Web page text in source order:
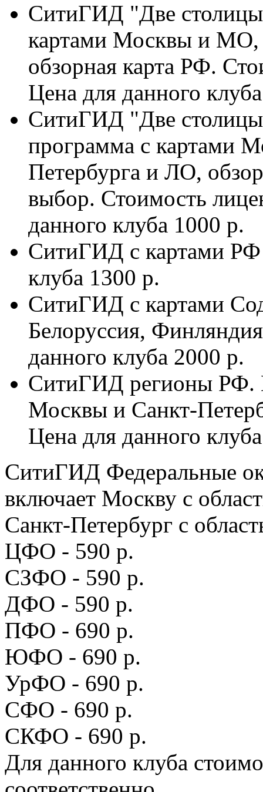
СитиГИД "Две
картами Москвы и МО,
обзорная карта РФ.
Цена для данного
СитиГИД "Две
программа с картами
Петербурга и ЛО,
выбор. Стоимость
данного клуба 1000 р.
СитиГИД с картами РФ
клуба 1300 р.
СитиГИД с картами
Белоруссия,
данного клуба 2000 р.
СитиГИД регионы РФ.
Москвы и Санкт-
Цена для данного
СитиГИД Федеральные
включает Москву с
Санкт-Петербург с
ЦФО - 590 р.
СЗФО - 590 р.
ДФО - 590 р.
ПФО - 690 р.
ЮФО - 690 р.
УрФО - 690 р.
СФО - 690 р.
СКФО - 690 р.
Для данного клуба